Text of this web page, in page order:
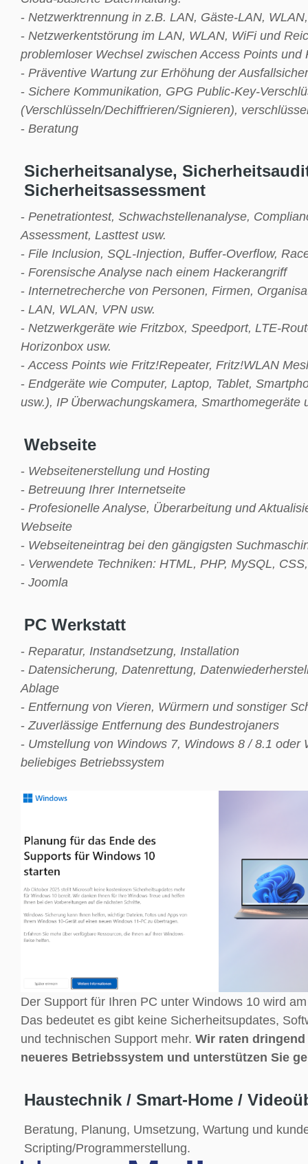
- Netzwerktrennung in z.B. LAN, Gäste-LAN,
- Netzwerkentstörung im LAN, WLAN, WiFi und
problemloser Wechsel zwischen Access Points und
- Präventive Wartung zur Erhöhung der
- Sichere Kommunikation, GPG Public-Key-
(Verschlüsseln/Dechiffrieren/Signieren),
- Beratung
Sicherheitsanalyse,
Sicherheitsassessment
- Penetrationtest, Schwachstellenanalyse,
Assessment, Lasttest usw.
- File Inclusion, SQL-Injection, Buffer-Overflow,
- Forensische Analyse nach einem Hackerangriff
- Internetrecherche von Personen, Firmen,
- LAN, WLAN, VPN usw.
- Netzwerkgeräte wie Fritzbox, Speedport, LTE-
Horizonbox usw.
- Access Points wie Fritz!Repeater, Fritz!WLAN
- Endgeräte wie Computer, Laptop, Tablet,
usw.), IP Überwachungskamera, Smarthomegeräte
Webseite
- Webseitenerstellung und Hosting
- Betreuung Ihrer Internetseite
- Profesionelle Analyse, Überarbeitung und
Webseite
- Webseiteneintrag bei den gängigsten
- Verwendete Techniken: HTML, PHP, MySQL,
- Joomla
PC Werkstatt
- Reparatur, Instandsetzung, Installation
- Datensicherung, Datenrettung,
Ablage
- Entfernung von Vieren, Würmern und sonstiger
- Zuverlässige Entfernung des Bundestrojaners
- Umstellung von Windows 7, Windows 8 / 8.1 oder
beliebiges Betriebssystem
Der Support für Ihren PC unter Windows 10 wird
Das bedeutet es gibt keine Sicherheitsupdates,
und technischen Support mehr. Wir raten
neueres Betriebssystem und unterstützen Sie
Haustechnik / Smart-Home /
Beratung, Planung, Umsetzung, Wartung und
Scripting/Programmerstellung.